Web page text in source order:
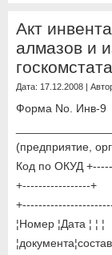
Акт
алмазов и
Дата: 17.12.2008 |
Форма No. Инв-9
(предприятие,
Код по ОКУД
+-----------------+
¦Номер ¦Дата ¦ ¦ ¦